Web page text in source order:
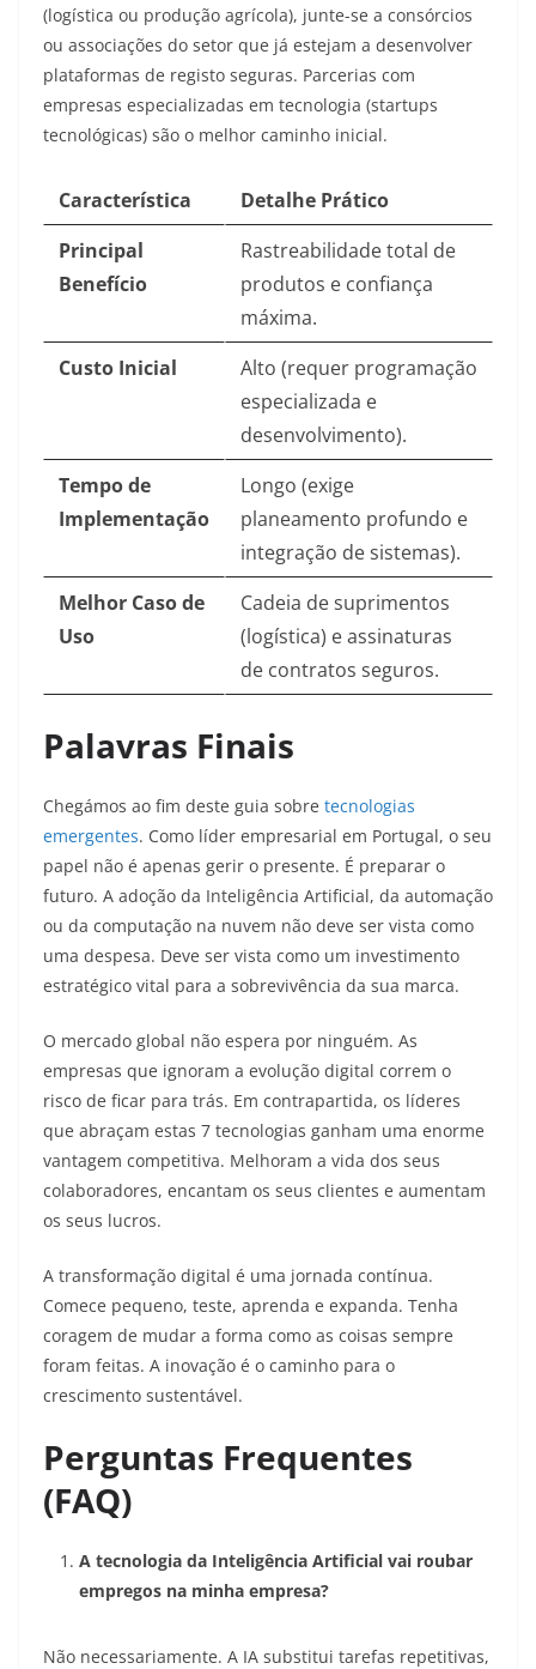
(logística ou produção agrícola), junte-se a consórcios
ou associações do setor que já estejam a desenvolver
plataformas de registo seguras. Parcerias com
empresas especializadas em tecnologia (startups
tecnológicas) são o melhor caminho inicial.
Característica
Detalhe Prático
Principal
Benefício
Rastreabilidade total de
produtos e confiança
máxima.
Custo Inicial
Alto (requer programação
especializada e
desenvolvimento).
Tempo de
Implementação
Longo (exige
planeamento profundo e
integração de sistemas).
Melhor Caso de
Uso
Cadeia de suprimentos
(logística) e assinaturas
de contratos seguros.
Palavras Finais
Chegámos ao fim deste guia sobre tecnologias
emergentes. Como líder empresarial em Portugal, o seu
papel não é apenas gerir o presente. É preparar o
futuro. A adoção da Inteligência Artificial, da automação
ou da computação na nuvem não deve ser vista como
uma despesa. Deve ser vista como um investimento
estratégico vital para a sobrevivência da sua marca.
O mercado global não espera por ninguém. As
empresas que ignoram a evolução digital correm o
risco de ficar para trás. Em contrapartida, os líderes
que abraçam estas 7 tecnologias ganham uma enorme
vantagem competitiva. Melhoram a vida dos seus
colaboradores, encantam os seus clientes e aumentam
os seus lucros.
A transformação digital é uma jornada contínua.
Comece pequeno, teste, aprenda e expanda. Tenha
coragem de mudar a forma como as coisas sempre
foram feitas. A inovação é o caminho para o
crescimento sustentável.
Perguntas Frequentes
(FAQ)
A tecnologia da Inteligência Artificial vai roubar
empregos na minha empresa?
Não necessariamente. A IA substitui tarefas repetitivas,